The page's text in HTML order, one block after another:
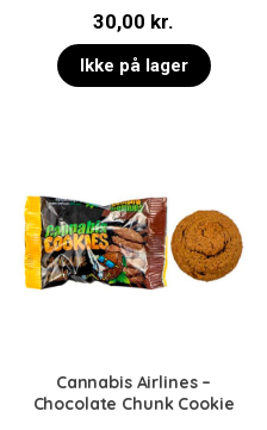
30,00 kr.
Ikke på lager
Cannabis Airlines –
Chocolate Chunk Cookie